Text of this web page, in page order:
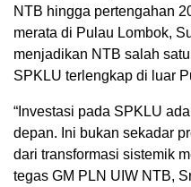
NTB hingga pertengahan
merata di Pulau Lombok,
menjadikan NTB salah
SPKLU terlengkap di luar
“Investasi pada SPKLU
depan. Ini bukan sekadar
dari transformasi sistemik
tegas GM PLN UIW NTB,